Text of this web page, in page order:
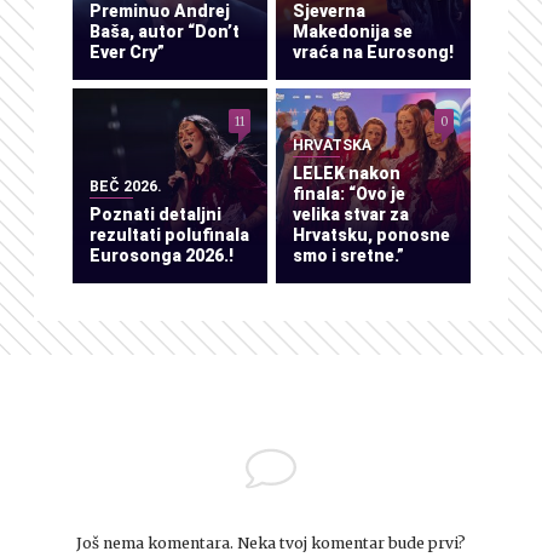
Preminuo Andrej
Baša, autor “Don’t
Ever Cry”
Sjeverna
Makedonija se
vraća na Eurosong!
BEČ 2026.
Poznati detaljni
rezultati polufinala
Eurosonga 2026.!
11
HRVATSKA
LELEK nakon
finala: “Ovo je
velika stvar za
Hrvatsku, ponosne
smo i sretne.”
0
Još nema komentara. Neka tvoj komentar bude prvi?